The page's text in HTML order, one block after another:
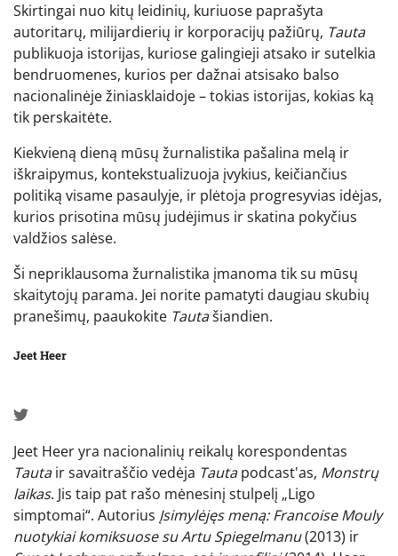
Skirtingai nuo kitų leidinių, kuriuose paprašyta
autoritarų, milijardierių ir korporacijų pažiūrų, Tauta
publikuoja istorijas, kuriose galingieji atsako ir sutelkia
bendruomenes, kurios per dažnai atsisako balso
nacionalinėje žiniasklaidoje – tokias istorijas, kokias ką
tik perskaitėte.
Kiekvieną dieną mūsų žurnalistika pašalina melą ir
iškraipymus, kontekstualizuoja įvykius, keičiančius
politiką visame pasaulyje, ir plėtoja progresyvias idėjas,
kurios prisotina mūsų judėjimus ir skatina pokyčius
valdžios salėse.
Ši nepriklausoma žurnalistika įmanoma tik su mūsų
skaitytojų parama. Jei norite pamatyti daugiau skubių
pranešimų, paaukokite Tautašiandien.
Jeet Heer
Jeet Heer yra nacionalinių reikalų korespondentas
Tautair savaitraščio vedėja Tautapodcast'as, Monstrų
laikas. Jis taip pat rašo mėnesinį stulpelį „Ligo
simptomai“. Autorius Įsimylėjęs meną: Francoise Mouly
nuotykiai komiksuose su Artu Spiegelmanu(2013) ir